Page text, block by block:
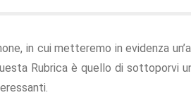
in cui metteremo in evidenza
Rubrica è quello di sottoporvi